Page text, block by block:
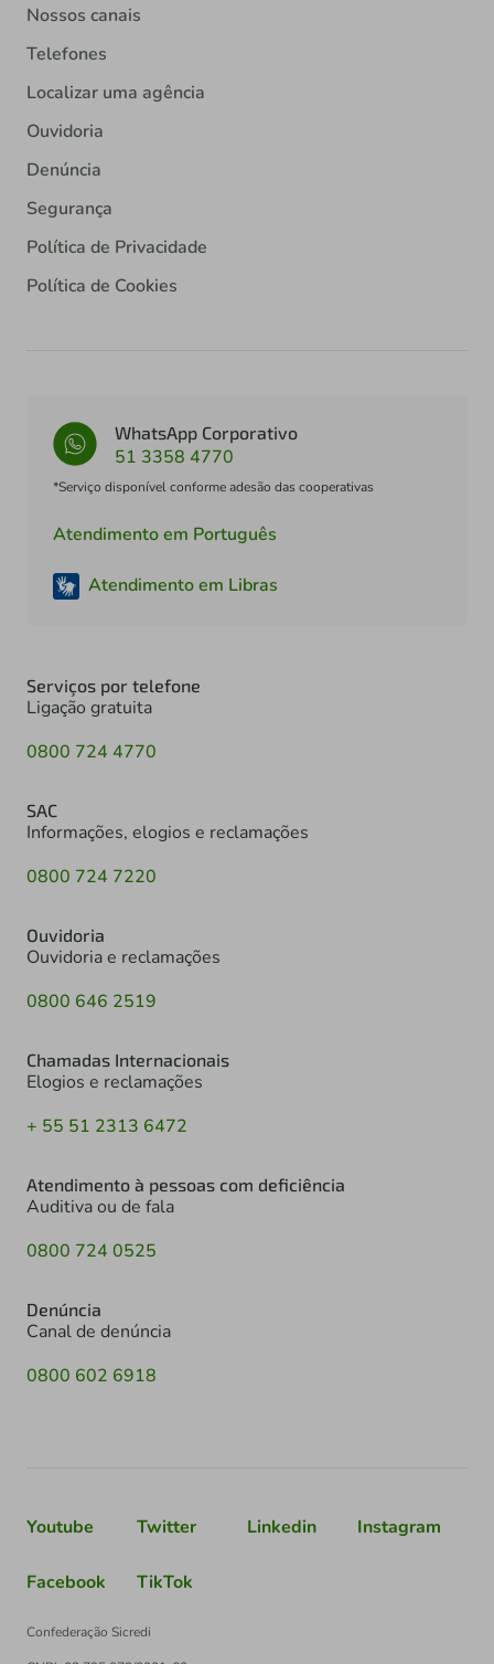
Nossos canais
Telefones
Localizar uma agência
Ouvidoria
Denúncia
Segurança
Política de Privacidade
Política de Cookies
WhatsApp Corporativo
51 3358 4770
*Serviço disponível conforme adesão das cooperativas
Atendimento em Português
Atendimento em Libras
Serviços por telefone
Ligação gratuita
0800 724 4770
SAC
Informações, elogios e reclamações
0800 724 7220
Ouvidoria
Ouvidoria e reclamações
0800 646 2519
Chamadas Internacionais
Elogios e reclamações
+ 55 51 2313 6472
Atendimento à pessoas com deficiência
Auditiva ou de fala
0800 724 0525
Denúncia
Canal de denúncia
0800 602 6918
Youtube Twitter Linkedin Instagram
Facebook TikTok
Confederação Sicredi